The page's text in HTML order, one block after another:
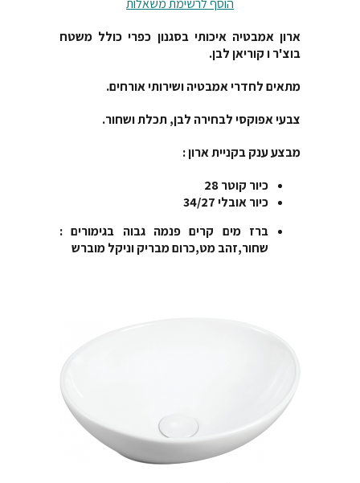
ארון אמבטיה איכותי בסגנון כפרי כולל משטח
בוצ'ר ו קוריאן לבן.
מתאים לחדרי אמבטיה ושירותי אורחים.
צבעי אפוקסי לבחירה לבן, תכלת ושחור.
מבצע ענק בקניית ארון :
כיור קוטר 28
כיור אובלי 34/27
ברז מים קרים פנמה גבוה בגימורים :
שחור,זהב מט,כרום מבריק וניקל מוברש